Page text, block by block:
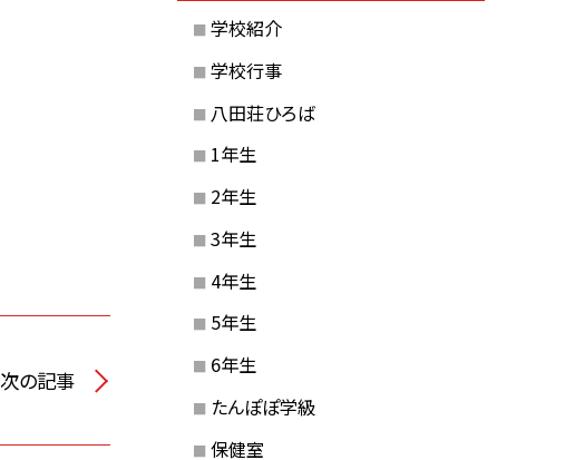
次の記事
学校紹介
学校行事
八田荘ひろば
1年生
2年生
3年生
4年生
5年生
6年生
たんぽぽ学級
保健室